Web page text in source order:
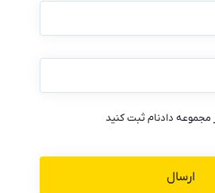
مجموعه دادنام ثبت کنید